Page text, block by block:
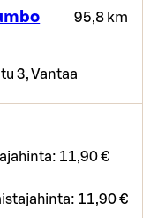
95,8 km
3,Vantaa
11,90 €
11,90 €